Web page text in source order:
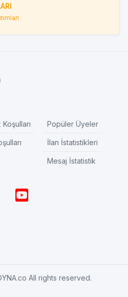
Popüler Üyeler
İlan İstatistikleri
Mesaj İstatistik
All rights reserved.